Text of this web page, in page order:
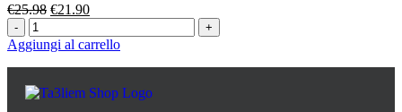
€25.98 €21.90
Aggiungi al carrello